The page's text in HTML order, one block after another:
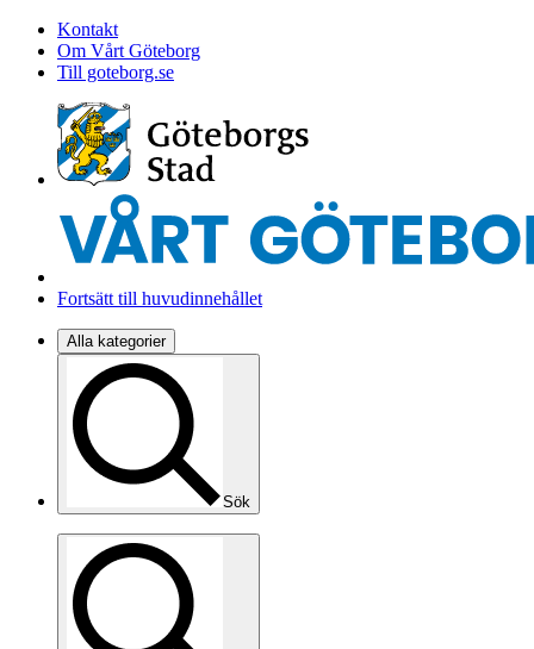
Kontakt
Om Vårt Göteborg
Till goteborg.se
Fortsätt till huvudinnehållet
Alla kategorier
Sök